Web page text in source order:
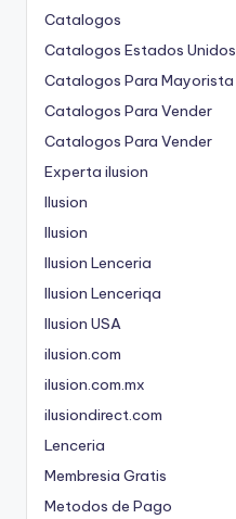
Catalogos
Catalogos Estados Unidos
Catalogos Para Mayorista
Catalogos Para Vender
Catalogos Para Vender
Experta ilusion
Ilusion
Ilusion
Ilusion Lenceria
Ilusion Lenceriqa
Ilusion USA
ilusion.com
ilusion.com.mx
ilusiondirect.com
Lenceria
Membresia Gratis
Metodos de Pago